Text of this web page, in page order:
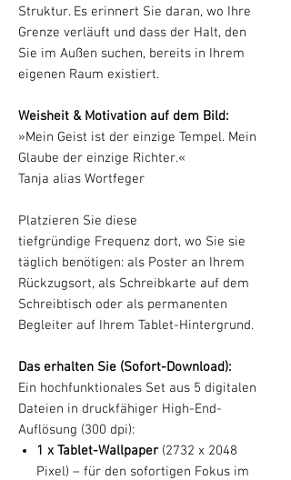
Struktur. Es erinnert Sie daran, wo Ihre
Grenze verläuft und dass der Halt, den
Sie im Außen suchen, bereits in Ihrem
eigenen Raum existiert.
Weisheit & Motivation auf dem Bild:
»Mein Geist ist der einzige Tempel. Mein
Glaube der einzige Richter.«
Tanja alias Wortfeger
Platzieren Sie diese
tiefgründige Frequenz dort, wo Sie sie
täglich benötigen: als Poster an Ihrem
Rückzugsort, als Schreibkarte auf dem
Schreibtisch oder als permanenten
Begleiter auf Ihrem Tablet-Hintergrund.
Das erhalten Sie (Sofort-Download):
Ein hochfunktionales Set aus 5 digitalen
Dateien in druckfähiger High-End-
Auflösung (300 dpi):
1 x Tablet-Wallpaper (2732 x 2048
Pixel) – für den sofortigen Fokus im